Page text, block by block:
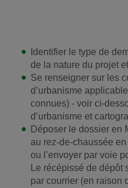
Identifier le type de
de la nature du projet
Se renseigner sur les
d’urbanisme
connues) - voir ci-
d’urbanisme et
Déposer le dossier en
au rez-de-chaussée
ou l’envoyer par voie
Le récépissé de
par courrier (en raison